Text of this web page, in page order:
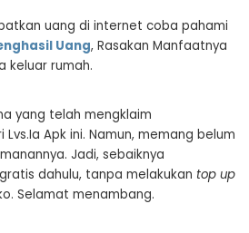
uang di internet coba pahami
Uang, Rasakan Manfaatnya
keluar rumah.
yang telah mengklaim
Apk ini. Namun, memang belum
Jadi, sebaiknya
dahulu, tanpa melakukan top up
Selamat menambang.